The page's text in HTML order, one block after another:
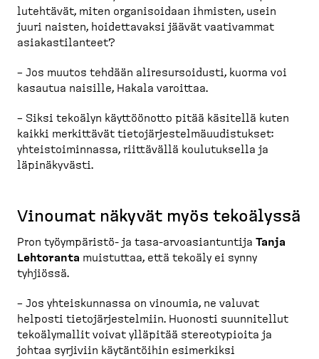
lu­tehtävät, miten organi­soidaan ihmisten, usein
juuri naisten, hoidet­tavaksi jäävät vaativammat
asiakas­ti­lanteet?
– Jos muutos tehdään aliresur­soidusti, kuorma voi
kasautua naisille, Hakala varoittaa.
– Siksi tekoälyn käyttöönotto pitää käsitellä kuten
kaikki merkittävät tietojär­jes­tel­mä­uu­dis­tukset:
yhteis­toi­minnassa, riittävällä koulutuksella ja
läpinä­kyvästi.
Vinoumat näkyvät myös tekoälyssä
Pron työympäristö-​ ja tasa-​arvoasian­tuntija Tanja
Lehtoranta muistuttaa, että tekoäly ei synny
tyhjiössä.
– Jos yhteis­kunnassa on vinoumia, ne valuvat
helposti tietojär­jes­telmiin. Huonosti suunni­tellut
tekoäly­mallit voivat ylläpitää stereo­ty­pioita ja
johtaa syrjiviin käytän­töihin esimerkiksi